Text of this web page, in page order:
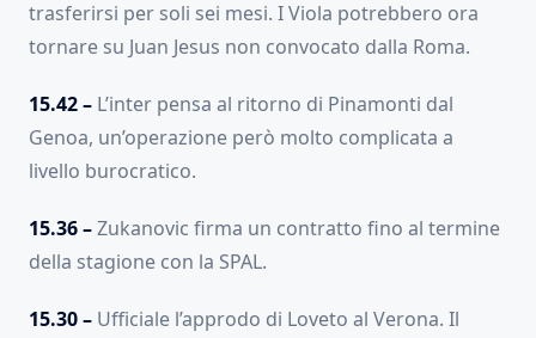
trasferirsi per soli sei mesi. I Viola potrebbero ora
tornare su Juan Jesus non convocato dalla Roma.
15.42 – L’inter pensa al ritorno di Pinamonti dal
Genoa, un’operazione però molto complicata a
livello burocratico.
15.36 –Zukanovic firma un contratto fino al termine
della stagione con la SPAL.
15.30 – Ufficiale l’approdo di Loveto al Verona. Il